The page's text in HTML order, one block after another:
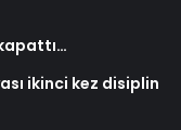
ikinci kez disiplin